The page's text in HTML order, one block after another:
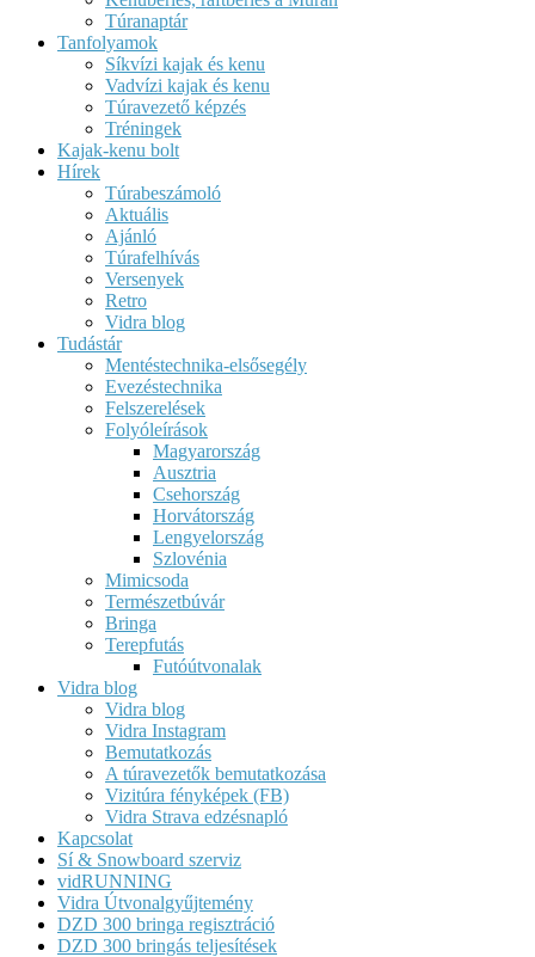
Túranaptár
Tanfolyamok
Síkvízi kajak és kenu
Vadvízi kajak és kenu
Túravezető képzés
Tréningek
Kajak-kenu bolt
Hírek
Túrabeszámoló
Aktuális
Ajánló
Túrafelhívás
Versenyek
Retro
Vidra blog
Tudástár
Mentéstechnika-elsősegély
Evezéstechnika
Felszerelések
Folyóleírások
Magyarország
Ausztria
Csehország
Horvátország
Lengyelország
Szlovénia
Mimicsoda
Természetbúvár
Bringa
Terepfutás
Futóútvonalak
Vidra blog
Vidra blog
Vidra Instagram
Bemutatkozás
A túravezetők bemutatkozása
Vizitúra fényképek (FB)
Vidra Strava edzésnapló
Kapcsolat
Sí & Snowboard szerviz
vidRUNNING
Vidra Útvonalgyűjtemény
DZD 300 bringa regisztráció
DZD 300 bringás teljesítések